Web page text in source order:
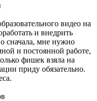
видео на
и внедрить
сначала, мне нужно
и постоянной работе,
фишек взяла на
приду обязательно.